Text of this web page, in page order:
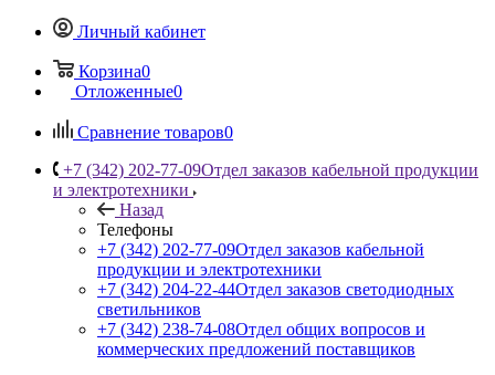
Личный кабинет
Корзина0
Отложенные0
Сравнение товаров0
+7 (342) 202-77-09Отдел заказов кабельной продукции
и электротехники
Назад
Телефоны
+7 (342) 202-77-09Отдел заказов кабельной
продукции и электротехники
+7 (342) 204-22-44Отдел заказов светодиодных
светильников
+7 (342) 238-74-08Отдел общих вопросов и
коммерческих предложений поставщиков